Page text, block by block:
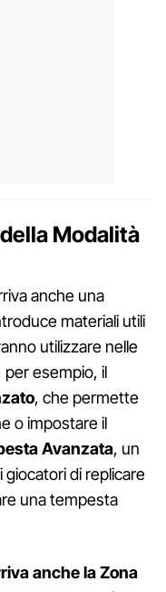
Modalità
anche una
materiali utili
utilizzare nelle
per esempio, il
, che permette
o impostare il
Avanzata, un
di replicare
una tempesta
anche la Zona